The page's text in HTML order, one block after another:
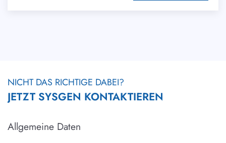
NICHT DAS RICHTIGE DABEI?
JETZT SYSGEN KONTAKTIEREN
Allgemeine Daten